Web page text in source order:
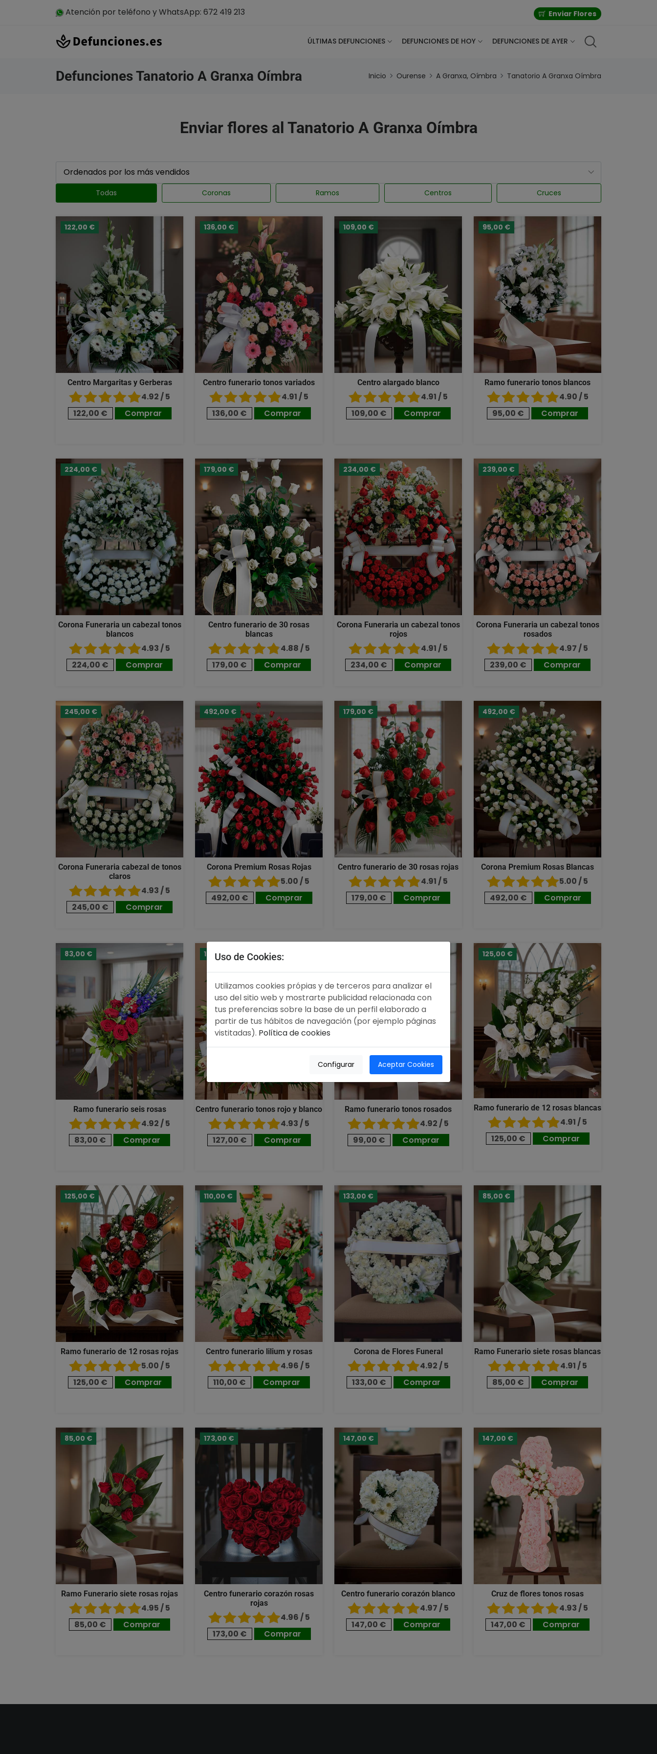
Atención por teléfono y WhatsApp: 672 419 213 Enviar Flores
ÚLTIMAS DEFUNCIONES DEFUNCIONES DE HOY DEFUNCIONES DE AYER
Defunciones Tanatorio A Granxa Oímbra Inicio Ourense A Granxa, Oímbra Tanatorio A Granxa Oímbra
Enviar flores al Tanatorio A Granxa Oímbra
Todas Coronas Ramos Centros Cruces
122,00 €
Centro Margaritas y Gerberas
4.92 / 5
122,00 €
Comprar
136,00 €
Centro funerario tonos variados
4.91 / 5
136,00 €
Comprar
109,00 €
Centro alargado blanco
4.91 / 5
109,00 €
Comprar
95,00 €
Ramo funerario tonos blancos
4.90 / 5
95,00 €
Comprar
224,00 €
Corona Funeraria un cabezal tonos
blancos
4.93 / 5
224,00 €
Comprar
179,00 €
Centro funerario de 30 rosas
blancas
4.88 / 5
179,00 €
Comprar
234,00 €
Corona Funeraria un cabezal tonos
rojos
4.91 / 5
234,00 €
Comprar
239,00 €
Corona Funeraria un cabezal tonos
rosados
4.97 / 5
239,00 €
Comprar
245,00 €
Corona Funeraria cabezal de tonos
claros
4.93 / 5
245,00 €
Comprar
492,00 €
Corona Premium Rosas Rojas
5.00 / 5
492,00 €
Comprar
179,00 €
Centro funerario de 30 rosas rojas
4.91 / 5
179,00 €
Comprar
492,00 €
Corona Premium Rosas Blancas
5.00 / 5
492,00 €
Comprar
83,00 €
Ramo funerario seis rosas
4.92 / 5
83,00 €
Comprar
127,00 €
Centro funerario tonos rojo y blanco
4.93 / 5
127,00 €
Comprar
Ramo funerario tonos rosados
4.92 / 5
99,00 €
Comprar
125,00 €
Ramo funerario de 12 rosas blancas
4.91 / 5
125,00 €
Comprar
125,00 €
Ramo funerario de 12 rosas rojas
5.00 / 5
125,00 €
Comprar
110,00 €
Centro funerario lilium y rosas
4.96 / 5
110,00 €
Comprar
133,00 €
Corona de Flores Funeral
4.92 / 5
133,00 €
Comprar
85,00 €
Ramo Funerario siete rosas blancas
4.91 / 5
85,00 €
Comprar
85,00 €
Ramo Funerario siete rosas rojas
4.95 / 5
85,00 €
Comprar
173,00 €
Centro funerario corazón rosas
rojas
4.96 / 5
173,00 €
Comprar
147,00 €
Centro funerario corazón blanco
4.97 / 5
147,00 €
Comprar
147,00 €
Cruz de flores tonos rosas
4.93 / 5
147,00 €
Comprar
Uso de Cookies:
Utilizamos cookies própias y de terceros para analizar el
uso del sitio web y mostrarte publicidad relacionada con
tus preferencias sobre la base de un perfil elaborado a
partir de tus hábitos de navegación (por ejemplo páginas
vistitadas). Política de cookies
Configurar Aceptar Cookies